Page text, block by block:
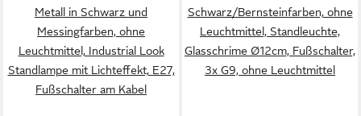
Metall in Schwarz und
Messingfarben, ohne
Leuchtmittel, Industrial Look
Standlampe mit Lichteffekt, E27,
Fußschalter am Kabel
Schwarz/Bernsteinfarben, ohne
Leuchtmittel, Standleuchte,
Glasschrime Ø12cm, Fußschalter,
3x G9, ohne Leuchtmittel